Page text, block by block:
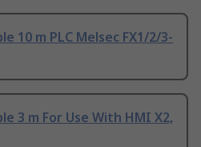
10 m PLC Melsec FX1/2/3-
3 m For Use With HMI X2,